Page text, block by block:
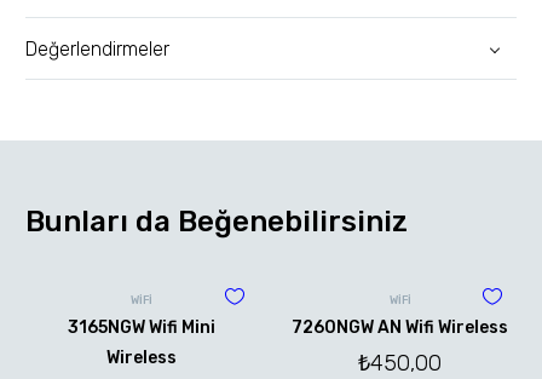
Değerlendirmeler
Bunları da Beğenebilirsiniz
WİFİ
3165NGW Wifi Mini
Wireless
WİFİ
7260NGW AN Wifi Wireless
₺450,00